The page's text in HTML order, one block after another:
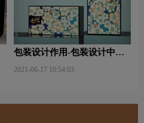
包装设计作用-包装设计中文
2021-06-17 10:54:03